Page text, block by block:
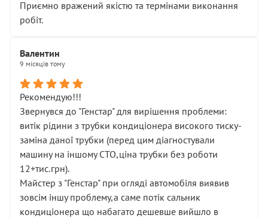
Приємно вражений якістю та термінами виконання
робіт.
Валентин
9 місяців тому
Рекомендую!!!
Звернувся до "Генстар" для вирішення проблеми:
витік рідини з трубки кондиціонера високого тиску-
заміна даної трубки (перед цим діагностували
машину на іншому СТО,ціна трубки без роботи
12+тис.грн).
Майстер з "Генстар" при огляді автомобіля виявив
зовсім іншу проблему,а саме потік сальник
кондиціонера що набагато дешевше вийшло в